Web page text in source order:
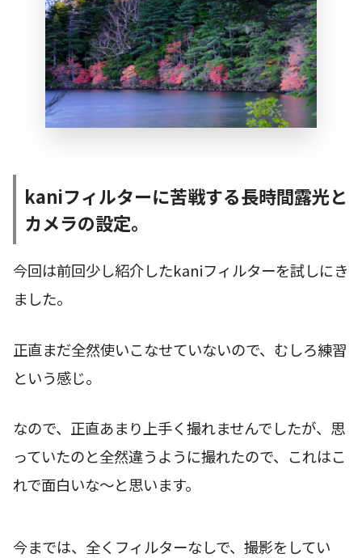
kaniフィルターに苦戦する長時間露光と
カメラの設定。
今回は前回少し紹介したkaniフィルターを試しにき
ました。
正直まだ全然使いこなせていないので、むしろ練習
という感じ。
なので、正直あまり上手く撮れませんでしたが、思
っていたのと全然違うように撮れたので、これはこ
れで面白いな〜と思います。
今までは、全くフィルターなしで、撮影をしてい